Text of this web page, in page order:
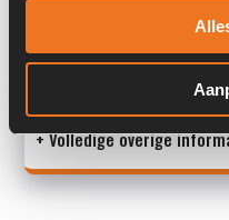
Stock number: 6091-015
Brand: Sterling Hydraulics
Type 1: LT-35C18.0
+ Volledige overige